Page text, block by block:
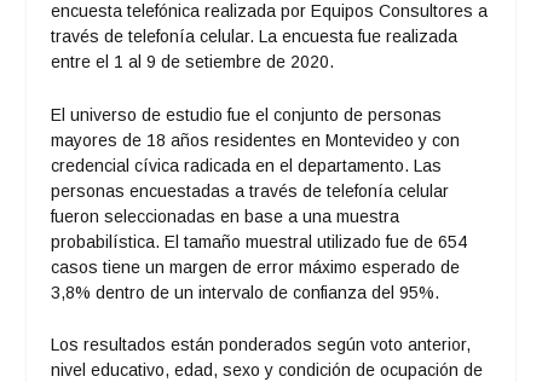
encuesta telefónica realizada por Equipos Consultores a
través de telefonía celular. La encuesta fue realizada
entre el 1 al 9 de setiembre de 2020.
El universo de estudio fue el conjunto de personas
mayores de 18 años residentes en Montevideo y con
credencial cívica radicada en el departamento. Las
personas encuestadas a través de telefonía celular
fueron seleccionadas en base a una muestra
probabilística. El tamaño muestral utilizado fue de 654
casos tiene un margen de error máximo esperado de
3,8% dentro de un intervalo de confianza del 95%.
Los resultados están ponderados según voto anterior,
nivel educativo, edad, sexo y condición de ocupación de